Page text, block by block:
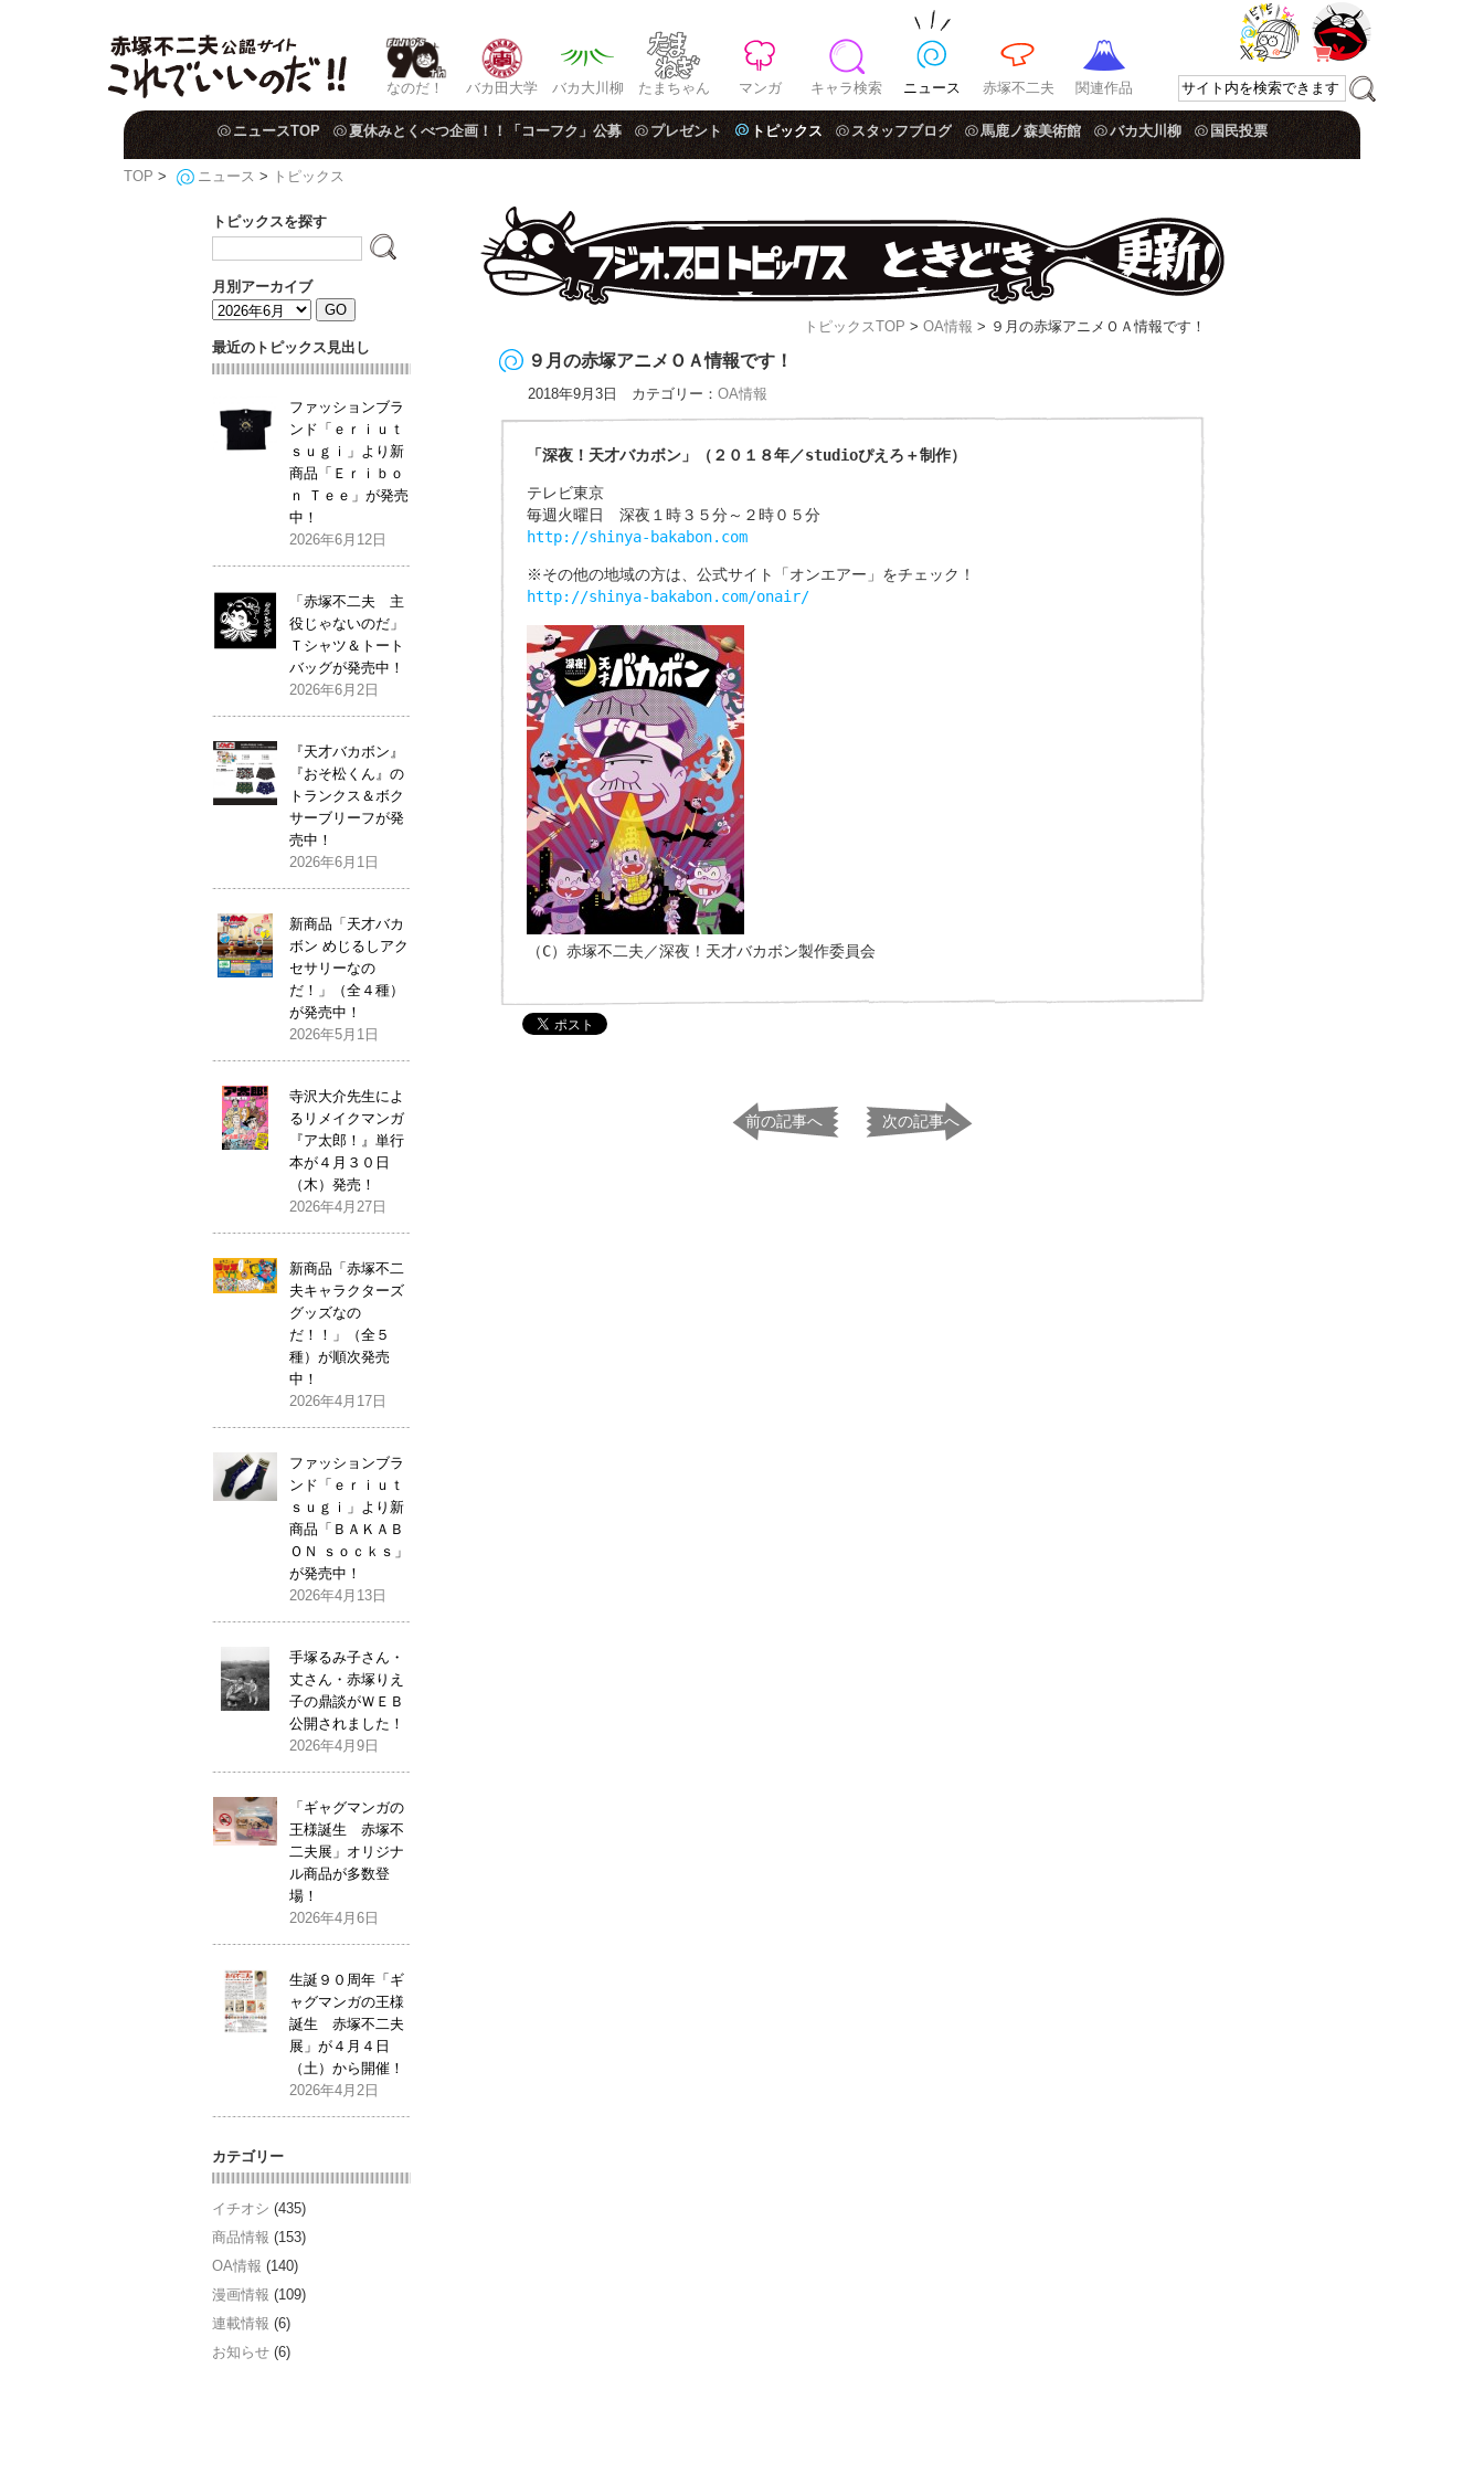
なのだ！ バカ田大学 バカ大川柳 たまちゃん マンガ キャラ検索 ニュース 赤塚不二夫 関連作品
ニュースTOP 夏休みとくべつ企画！！「コーフク」公募 プレゼント トピックス スタッフブログ 馬鹿ノ森美術館 バカ大川柳 国民投票
TOP > ニュース > トピックス
トピックスTOP > OA情報 > ９月の赤塚アニメＯＡ情報です！
９月の赤塚アニメＯＡ情報です！
2018年9月3日 カテゴリー： OA情報
「深夜！天才バカボン」（２０１８年／studioぴえろ＋制作）
テレビ東京
毎週火曜日 深夜１時３５分～２時０５分
http://shinya-bakabon.com
※その他の地域の方は、公式サイト「オンエアー」をチェック！
http://shinya-bakabon.com/onair/
（C）赤塚不二夫／深夜！天才バカボン製作委員会
前の記事へ 次の記事へ
トピックスを探す
月別アーカイブ
最近のトピックス見出し
ファッションブラ
ンド「ｅｒｉｕｔ
ｓｕｇｉ」より新
商品「Ｅｒｉｂｏ
ｎ Ｔｅｅ」が発売
中！
2026年6月12日
「赤塚不二夫 主
役じゃないのだ」
Ｔシャツ＆トート
バッグが発売中！
2026年6月2日
『天才バカボン』
『おそ松くん』の
トランクス＆ボク
サーブリーフが発
売中！
2026年6月1日
新商品「天才バカ
ボン めじるしアク
セサリーなの
だ！」（全４種）
が発売中！
2026年5月1日
寺沢大介先生によ
るリメイクマンガ
『ア太郎！』単行
本が４月３０日
（木）発売！
2026年4月27日
新商品「赤塚不二
夫キャラクターズ
グッズなの
だ！！」（全５
種）が順次発売
中！
2026年4月17日
ファッションブラ
ンド「ｅｒｉｕｔ
ｓｕｇｉ」より新
商品「ＢＡＫＡＢ
ＯＮ ｓｏｃｋｓ」
が発売中！
2026年4月13日
手塚るみ子さん・
丈さん・赤塚りえ
子の鼎談がＷＥＢ
公開されました！
2026年4月9日
「ギャグマンガの
王様誕生 赤塚不
二夫展」オリジナ
ル商品が多数登
場！
2026年4月6日
生誕９０周年「ギ
ャグマンガの王様
誕生 赤塚不二夫
展」が４月４日
（土）から開催！
2026年4月2日
カテゴリー
イチオシ (435)
商品情報 (153)
OA情報 (140)
漫画情報 (109)
連載情報 (6)
お知らせ (6)